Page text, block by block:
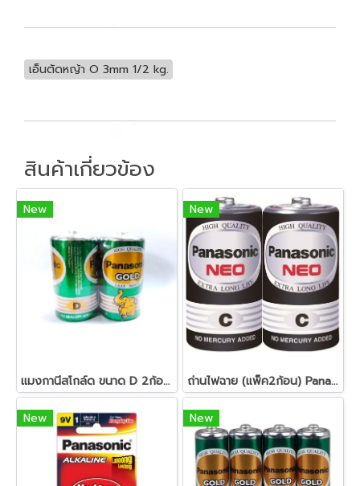
เอ็นตัดหญ้า O 3mm 1/2 kg.
สินค้าเกี่ยวข้อง
New
แมงกานีสโกล์ด ขนาด D 2ก้อน เขียว Panasonic R20GT/2SL
New
ถ่านไฟฉาย (แพ็ค2ก้อน) Panasonic NEO R14NT/2SL C
New New